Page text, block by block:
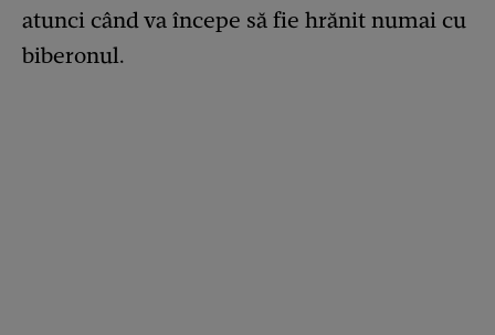
atunci când va începe să fie hrănit numai cu
biberonul.